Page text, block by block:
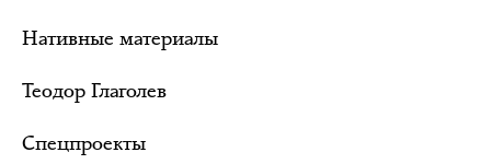
Нативные материалы
Теодор Глаголев
Спецпроекты